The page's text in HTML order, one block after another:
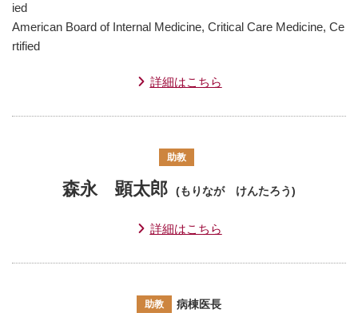
ied
American Board of Internal Medicine, Critical Care Medicine, Ce
rtified
詳細はこちら
助教
森永 顕太郎 (もりなが けんたろう)
詳細はこちら
助教 病棟医長